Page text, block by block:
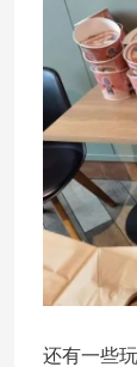
还有一些